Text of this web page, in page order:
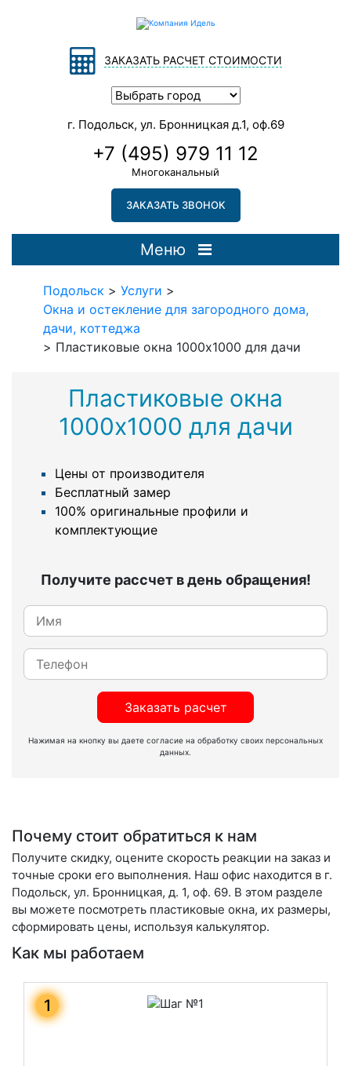
ЗАКАЗАТЬ РАСЧЕТ СТОИМОСТИ
г. Подольск, ул. Бронницкая д.1, оф.69
+7 (495) 979 11 12
Многоканальный
ЗАКАЗАТЬ ЗВОНОК
Меню
Подольск > Услуги >
Окна и остекление для загородного дома,
дачи, коттеджа
> Пластиковые окна 1000х1000 для дачи
Пластиковые окна
1000х1000 для дачи
Цены от производителя
Бесплатный замер
100% оригинальные профили и
комплектующие
Получите рассчет в день обращения!
Заказать расчет
Нажимая на кнопку вы даете согласие на обработку своих персональных
данных.
Почему стоит обратиться к нам
Получите скидку, оцените скорость реакции на заказ и
точные сроки его выполнения. Наш офис находится в г.
Подольск, ул. Бронницкая, д. 1, оф. 69. В этом разделе
вы можете посмотреть пластиковые окна, их размеры,
сформировать цены, используя калькулятор.
Как мы работаем
1